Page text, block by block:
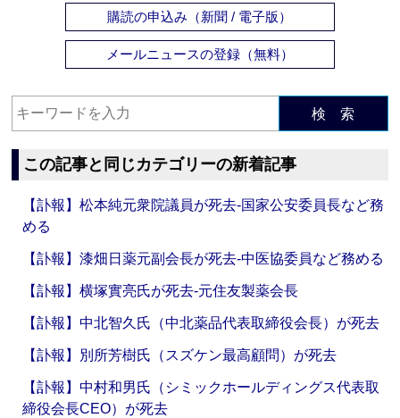
購読の申込み（新聞 / 電子版）
メールニュースの登録（無料）
検 索
この記事と同じカテゴリーの新着記事
【訃報】松本純元衆院議員が死去‐国家公安委員長など務
める
【訃報】漆畑日薬元副会長が死去‐中医協委員など務める
【訃報】横塚實亮氏が死去‐元住友製薬会長
【訃報】中北智久氏（中北薬品代表取締役会長）が死去
【訃報】別所芳樹氏（スズケン最高顧問）が死去
【訃報】中村和男氏（シミックホールディングス代表取
締役会長CEO）が死去